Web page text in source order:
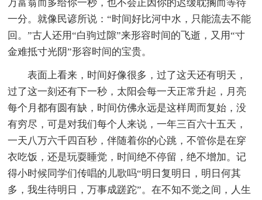
万富翁而多给你一秒，也不会正因你的迟缓耽搁而等待
一分。就像民谚所说：“时间好比河中水，只能流去不能
回。”古人还用“白驹过隙”来形容时间的飞逝，又用“寸
金难抵寸光阴”形容时间的宝贵。
表面上看来，时间好像很多，过了这天还有明天，
过了这一刻还有下一秒，太阳会每一天正常升起，月亮
每个月都有圆有缺，时间仿佛永远是这样周而复始，没
有穷尽，可是对我们每个人来说，一年三百六十五天，
一天八万六千四百秒，伴随着你的心跳，不管你是在穿
衣吃饭，还是玩耍睡觉，时间绝不停留，绝不增加。记
得小时候同学们传唱的儿歌吗“明日复明日，明日何其
多，我生待明日，万事成蹉跎”。在不知不觉之间，人生